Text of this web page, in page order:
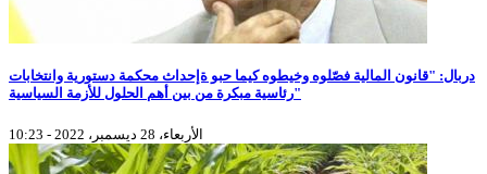
دربال: "قانون المالية فصّلوه وخيطوه كيما حبو ةإحداث محكمة دستورية وانتخابات
رئاسية مبكرة من بين أهم الحلول للأزمة السياسية"
الأربعاء، 28 ديسمبر، 2022 - 10:23